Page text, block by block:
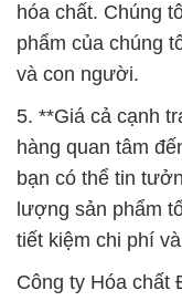
hóa chất. Chúng
phẩm của chúng
và con người.
5. **Giá cả cạnh
hàng quan tâm
bạn có thể tin
lượng sản phẩm
tiết kiệm chi phí
Công ty Hóa chất